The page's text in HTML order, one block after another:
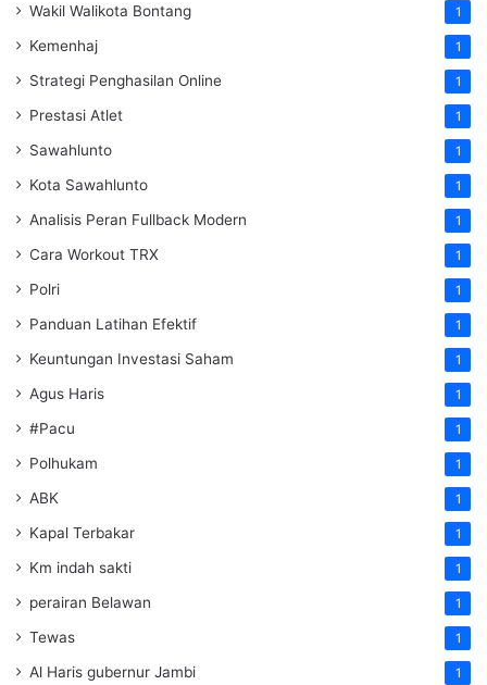
Wakil Walikota Bontang 1
Kemenhaj 1
Strategi Penghasilan Online 1
Prestasi Atlet 1
Sawahlunto 1
Kota Sawahlunto 1
Analisis Peran Fullback Modern 1
Cara Workout TRX 1
Polri 1
Panduan Latihan Efektif 1
Keuntungan Investasi Saham 1
Agus Haris 1
#Pacu 1
Polhukam 1
ABK 1
Kapal Terbakar 1
Km indah sakti 1
perairan Belawan 1
Tewas 1
Al Haris gubernur Jambi 1